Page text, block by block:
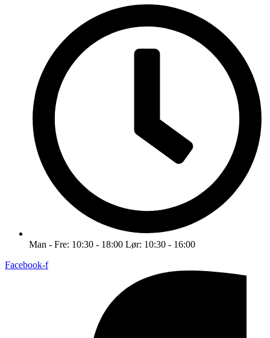
Man - Fre: 10:30 - 18:00 Lør: 10:30 - 16:00
Facebook-f